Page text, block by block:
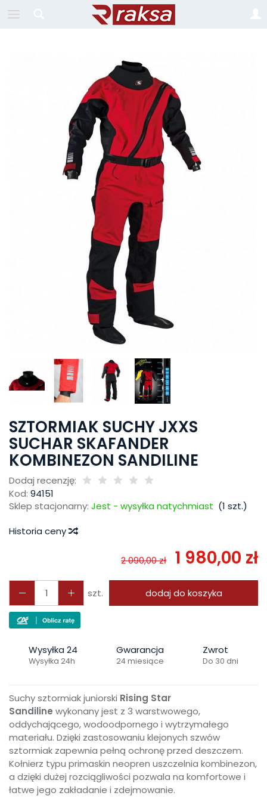
SZTORMIAK SUCHY JXXS
SUCHAR SKAFANDER
KOMBINEZON SANDILINE
Dodaj recenzję:
Kod: 94151
Sklep stacjonarny: Jest - wysyłka natychmiast (1 szt.)
Historia ceny
2 090,00 zł 1 980,00 zł
szt. dodaj do koszyka
Wysyłka 24
Wysyłka 24h
Gwarancja
24 miesiące
Zwrot
Do 30 dni
Suchy sztormiak juniorski Rising Star
Sandiline wykonany jest z 3 warstwowego,
oddychającego, wodoodpornego i wytrzymałego
materiału. Dzięki zastosowaniu klejonych szwów
sztormiak zapewnia pełną ochronę przed deszczem.
Kołnierz typu primaskin neopren uszczelnia kombinezon,
a dzięki dużej rozciągliwości pozwala na komfortowe i
łatwe jego zakładanie i zdejmowanie.